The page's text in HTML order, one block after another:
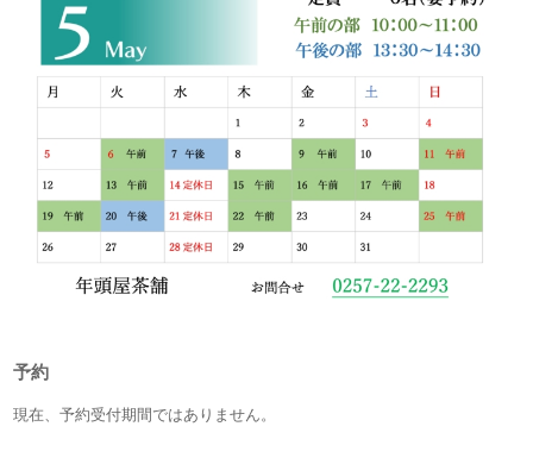
予約
現在、予約受付期間ではありません。